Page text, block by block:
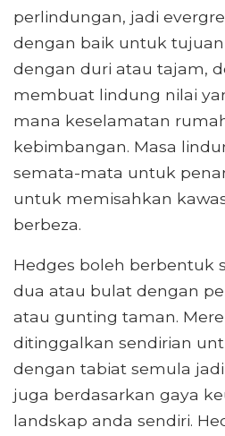
perlindungan, jadi
dengan baik untuk tujuan
dengan duri atau tajam,
membuat lindung nilai
mana keselamatan
kebimbangan. Masa
semata-mata untuk
untuk memisahkan
berbeza.
Hedges boleh berbentuk
dua atau bulat dengan
atau gunting taman.
ditinggalkan sendirian
dengan tabiat semula
juga berdasarkan gaya
landskap anda sendiri.